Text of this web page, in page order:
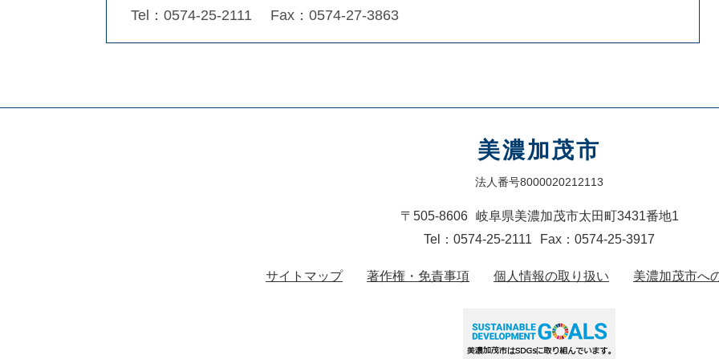
Tel：0574-25-2111
Fax：0574-27-3863
美濃加茂市
法人番号8000020212113
〒505-8606
岐阜県美濃加茂市太田町3431番地1
Tel：0574-25-2111
Fax：0574-25-3917
サイトマップ 著作権・免責事項 個人情報の取り扱い 美濃加茂市へ